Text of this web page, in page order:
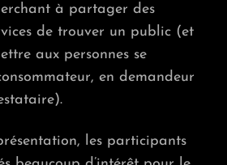
à partager des
de trouver un public (et
aux personnes se
en demandeur
les participants